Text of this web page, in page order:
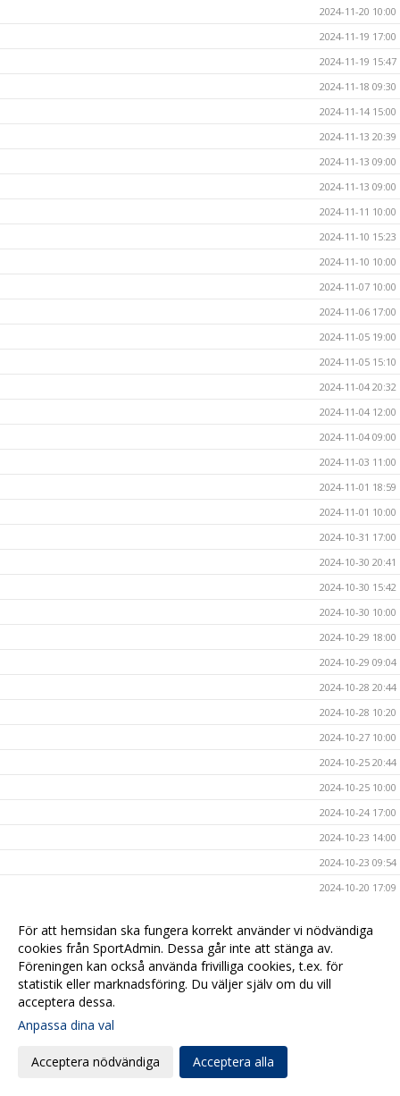
2024-11-20 10:00
2024-11-19 17:00
2024-11-19 15:47
2024-11-18 09:30
2024-11-14 15:00
2024-11-13 20:39
2024-11-13 09:00
2024-11-13 09:00
2024-11-11 10:00
2024-11-10 15:23
2024-11-10 10:00
2024-11-07 10:00
2024-11-06 17:00
2024-11-05 19:00
2024-11-05 15:10
2024-11-04 20:32
2024-11-04 12:00
2024-11-04 09:00
2024-11-03 11:00
2024-11-01 18:59
2024-11-01 10:00
2024-10-31 17:00
2024-10-30 20:41
2024-10-30 15:42
2024-10-30 10:00
2024-10-29 18:00
2024-10-29 09:04
2024-10-28 20:44
2024-10-28 10:20
2024-10-27 10:00
2024-10-25 20:44
2024-10-25 10:00
2024-10-24 17:00
2024-10-23 14:00
2024-10-23 09:54
2024-10-20 17:09
2024-10-17 17:00
2024-10-16 20:40
2024-10-16 08:00
För att hemsidan ska fungera korrekt använder vi nödvändiga
cookies från SportAdmin. Dessa går inte att stänga av.
Föreningen kan också använda frivilliga cookies, t.ex. för
statistik eller marknadsföring. Du väljer själv om du vill
acceptera dessa.
Anpassa dina val
Acceptera nödvändiga Acceptera alla